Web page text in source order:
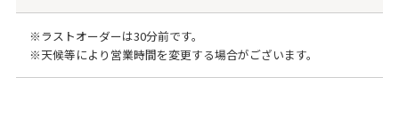
※ラストオーダーは30分前です。
※天候等により営業時間を変更する場合がございます。